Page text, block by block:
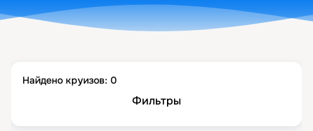
Найдено круизов: 0
Фильтры